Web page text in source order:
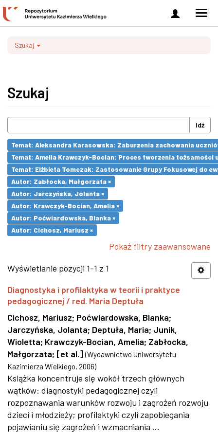
Zaloguj
się
Szukaj
Szukaj
Idź
Temat: Aleksandra Karasowska: Zaburzenia zachowania
Temat: Amelia Krawczyk-Bocian: Proces tworzenia tożsamości
Temat: Elżbieta Tomczak: Zastosowanie Grupy Fokusowej do
Autor: Zabłocka, Małgorzata ×
Autor: Jarczyńska, Jolanta ×
Autor: Krawczyk-Bocian, Amelia ×
Autor: Poćwiardowska, Blanka ×
Autor: Cichosz, Mariusz ×
Pokaż filtry zaawansowane
Wyświetlanie pozycji 1-1 z 1
Diagnostyka i profilaktyka w teorii i praktyce
pedagogicznej / red. Maria Deptuła
Cichosz, Mariusz; Poćwiardowska, Blanka;
Jarczyńska, Jolanta; Deptuła, Maria; Junik,
Wioletta; Krawczyk-Bocian, Amelia; Zabłocka,
Małgorzata; [et al.] (Wydawnictwo Uniwersytetu
Kazimierza Wielkiego, 2006)
Książka koncentruje się wokół trzech głównych
wątków: diagnostyki pedagogicznej czyli
rozpoznawania warunków rozwoju i zagrożeń rozwoju
dzieci i młodzieży; profilaktyki czyli zapobiegania
pojawianiu się zagrożeń i wzmacniania ...